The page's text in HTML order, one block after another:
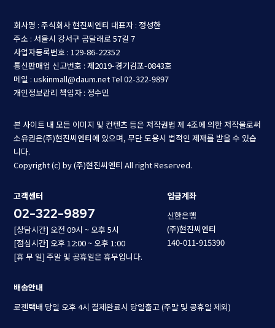
회사명 : 주식회사 현진씨엔티 대표자 : 정성한
주소 : 서울시 강서구 곰달래로 57길 7
사업자등록번호 : 129-86-22352
통신판매업 신고번호 : 제2019-경기김포-0843호
메일 : uskinmall@daum.netTel 02-322-9897
개인정보관리 책임자 : 정수민
본 사이트 내 모든 이미지 및 컨텐츠 등은 저작권법 제 4조에 의한 저작물로써
소유권은(주)현진씨엔티에 있으며, 무단 도용시 법적인 제재를 받을 수 있습
니다.
Copyright (c) by (주)현진씨엔티 All right Reserved.
고객센터
02-322-9897
[상담시간] 오전 09시 ~ 오후 5시
[점심시간] 오후 12:00 ~ 오후 1:00
[휴 무 일] 주말 및 공휴일은 휴무입니다.
입금계좌
신한은행
(주)현진씨엔티
140-011-915390
배송안내
로젠택배 당일 오후 4시 결제완료시 당일출고 (주말 및 공휴일 제외)